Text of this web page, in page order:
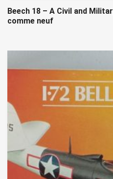
Beech 18 – A Civil and
comme neuf